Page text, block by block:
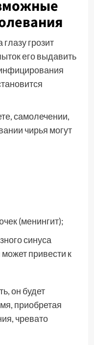
грозит
его выдавить
самолечении,
чирья могут
(менингит);
синуса
привести к
он будет
приобретая
чревато